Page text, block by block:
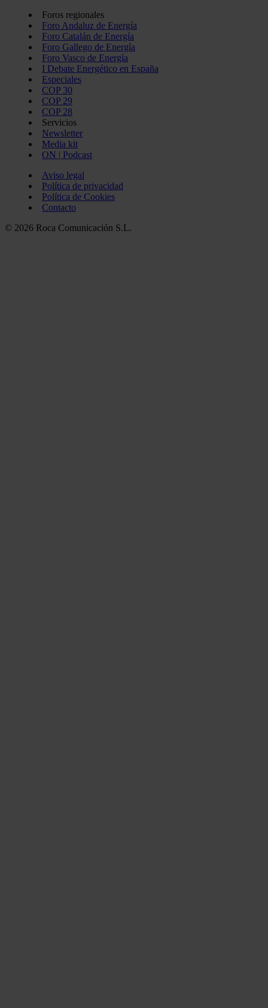
Foros regionales
Foro Andaluz de Energía
Foro Catalán de Energía
Foro Gallego de Energía
Foro Vasco de Energía
I Debate Energético en España
Especiales
COP 30
COP 29
COP 28
Servicios
Newsletter
Media kit
ON | Podcast
Aviso legal
Política de privacidad
Política de Cookies
Contacto
© 2026 Roca Comunicación S.L.